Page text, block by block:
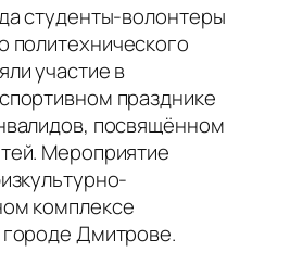
студенты-волонтеры
политехнического
участие в
празднике
посвящённом
Мероприятие
комплексе
Дмитрове.